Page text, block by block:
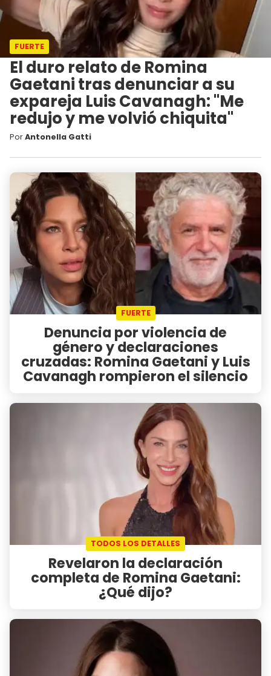
FUERTE
El duro relato de Romina
Gaetani tras denunciar a su
expareja Luis Cavanagh: "Me
redujo y me volvió chiquita"
PorAntonella Gatti
FUERTE
Denuncia por violencia de
género y declaraciones
cruzadas: Romina Gaetani y Luis
Cavanagh rompieron el silencio
TODOS LOS DETALLES
Revelaron la declaración
completa de Romina Gaetani:
¿Qué dijo?